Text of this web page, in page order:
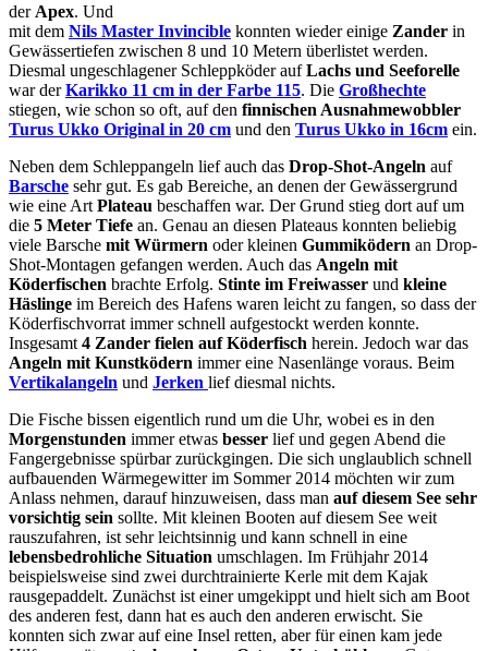
der Apex. Und
mit dem Nils Master Invincible konnten wieder einige Zander in
Gewässertiefen zwischen 8 und 10 Metern überlistet werden.
Diesmal ungeschlagener Schleppköder aufLachs und Seeforelle
war derKarikko 11 cm in der Farbe 115. Die Großhechte
stiegen, wie schon so oft, auf den finnischen Ausnahmewobbler
Turus Ukko Original in 20 cm und den Turus Ukko in 16cm ein.
Neben dem Schleppangeln lief auch das Drop-Shot-Angeln auf
Barsche sehr gut. Es gab Bereiche, an denen der Gewässergrund
wie eine Art Plateau beschaffen war. Der Grund stieg dort auf um
die 5 Meter Tiefe an. Genau an diesen Plateaus konnten beliebig
viele Barsche mit Würmern oder kleinen Gummiködern an Drop-
Shot-Montagen gefangen werden. Auch das Angeln mit
Köderfischen brachte Erfolg. Stinte im Freiwasser und kleine
Häslinge im Bereich des Hafens waren leicht zu fangen, so dass der
Köderfischvorrat immer schnell aufgestockt werden konnte.
Insgesamt 4 Zander fielen auf Köderfisch herein. Jedoch war das
Angeln mit Kunstködern immer eine Nasenlänge voraus. Beim
Vertikalangeln und Jerken lief diesmal nichts.
Die Fische bissen eigentlich rund um die Uhr, wobei es in den
Morgenstunden immer etwas besser lief und gegen Abend die
Fangergebnisse spürbar zurückgingen. Die sich unglaublich schnell
aufbauenden Wärmegewitter im Sommer 2014 möchten wir zum
Anlass nehmen, darauf hinzuweisen, dass man auf diesem See sehr
vorsichtig sein sollte. Mit kleinen Booten auf diesem See weit
rauszufahren, ist sehr leichtsinnig und kann schnell in eine
lebensbedrohliche Situation umschlagen. Im Frühjahr 2014
beispielsweise sind zwei durchtrainierte Kerle mit dem Kajak
rausgepaddelt. Zunächst ist einer umgekippt und hielt sich am Boot
des anderen fest, dann hat es auch den anderen erwischt. Sie
konnten sich zwar auf eine Insel retten, aber für einen kam jede